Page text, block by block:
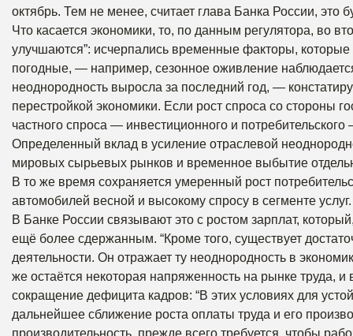
октябрь. Тем не менее, считает глава Банка России, это
Что касается экономики, то, по данным регулятора, во
улучшаются”: исчерпались временные факторы,
погодные, — например, сезонное оживление
неоднородность выросла за последний год, —
перестройкой экономики. Если рост спроса со стороны
частного спроса — инвестиционного и
Определенный вклад в усиление отраслевой
мировых сырьевых рынков и временное выбытие
В то же время сохраняется умеренный рост
автомобилей весной и высокому спросу в сегменте услуг.
В Банке России связывают это с ростом зарплат,
ещё более сдержанным. “Кроме того, существует
деятельности. Он отражает ту неоднородность в
же остаётся некоторая напряженность на рынке труда,
сокращение дефицита кадров: “В этих условиях для
дальнейшее сближение роста оплаты труда и его
производительность, прежде всего требуется, чтобы